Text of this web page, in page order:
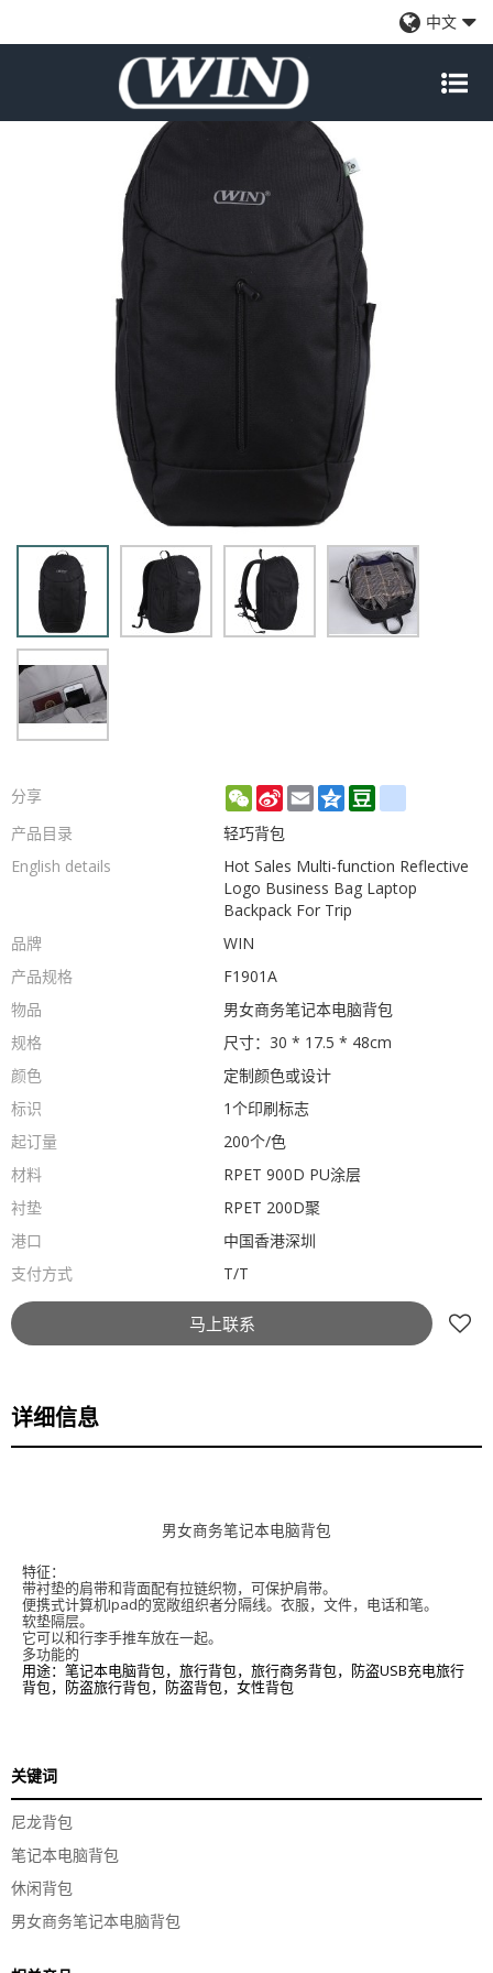
中文
分享 WeChat
Sina
Weibo
EmailQzoneDoubanrenren
产品目录
轻巧背包
English details
Hot Sales Multi-function Reflective
Logo Business Bag Laptop
Backpack For Trip
品牌
WIN
产品规格
F1901A
物品
男女商务笔记本电脑背包
规格
尺寸：30 * 17.5 * 48cm
颜色
定制颜色或设计
标识
1个印刷标志
起订量
200个/色
材料
RPET 900D PU涂层
衬垫
RPET 200D聚
港口
中国香港深圳
支付方式
T/T
马上联系
详细信息
男女商务笔记本电脑背包
特征：
带衬垫的肩带和背面配有拉链织物，可保护肩带。
便携式计算机Ipad的宽敞组织者分隔线。衣服，文件，电话和笔。
软垫隔层。
它可以和行李手推车放在一起。
多功能的
用途：笔记本电脑背包，旅行背包，旅行商务背包，防盗USB充电旅行
背包，防盗旅行背包，防盗背包，女性背包
关键词
尼龙背包
笔记本电脑背包
休闲背包
男女商务笔记本电脑背包